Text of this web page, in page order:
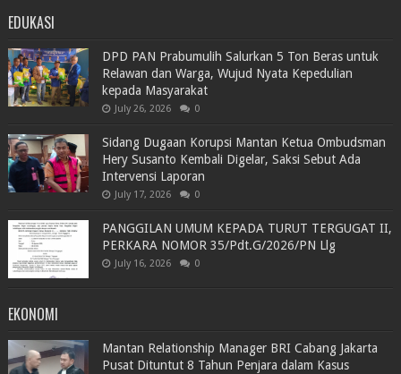
EDUKASI
DPD PAN Prabumulih Salurkan 5 Ton Beras untuk
Relawan dan Warga, Wujud Nyata Kepedulian
kepada Masyarakat
July 26, 2026 0
Sidang Dugaan Korupsi Mantan Ketua Ombudsman
Hery Susanto Kembali Digelar, Saksi Sebut Ada
Intervensi Laporan
July 17, 2026 0
PANGGILAN UMUM KEPADA TURUT TERGUGAT II,
PERKARA NOMOR 35/Pdt.G/2026/PN Llg
July 16, 2026 0
EKONOMI
Mantan Relationship Manager BRI Cabang Jakarta
Pusat Dituntut 8 Tahun Penjara dalam Kasus